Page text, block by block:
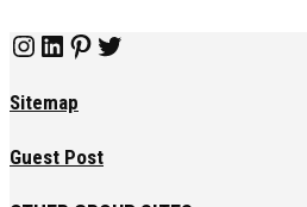
Instagram
LinkedIn
Pinterest
Twitter
Sitemap
Guest Post